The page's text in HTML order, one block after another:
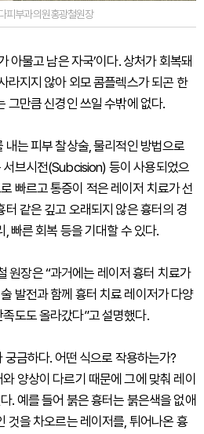
피부과의원홍광철원장
아물고 남은 자국’이다. 상처가 회복돼
라지지 않아 외모 콤플렉스가 되곤 한
그만큼 신경인 쓰일 수밖에 없다.
내는 피부 찰상술, 물리적인 방법으로
서브시전(Subcision) 등이 사용되었으
빠르고 통증이 적은 레이저 치료가 선
같은 깊고 오래되지 않은 흉터의 경
빠른 회복 등을 기대할 수 있다.
원장은 “과거에는 레이저 흉터 치료가
발전과 함께 흉터 치료 레이저가 다양
도도 올라갔다”고 설명했다.
궁금하다. 어떤 식으로 작용하는가?
양상이 다르기 때문에 그에 맞춰 레이
. 예를 들어 붉은 흉터는 붉은색을 없애
것을 차오르는 레이저를, 튀어나온 흉